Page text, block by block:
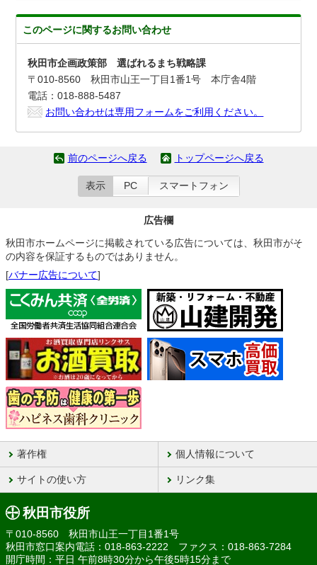
このページに関するお問い合わせ
秋田市企画政策部 選ばれるまち戦略課
〒010-8560 秋田市山王一丁目1番1号 本庁舎4階
電話：018-888-5487
お問い合わせは専用フォームをご利用ください。
前のページへ戻る トップページへ戻る
表示 PC スマートフォン
広告欄
秋田市ホームページに掲載されている広告については、秋田市がそ
の内容を保証するものではありません。
[バナー広告について]
著作権 個人情報について
サイトの使い方 リンク集
秋田市役所
〒010-8560 秋田市山王一丁目1番1号
秋田市窓口案内電話：018-863-2222 ファクス：018-863-7284
開庁時間：平日 午前8時30分から午後5時15分まで